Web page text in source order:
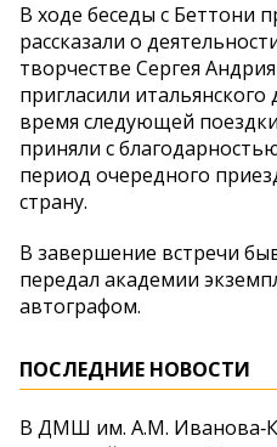
В ходе беседы с Беттони
рассказали о
творчестве Сергея
пригласили итальянского
время следующей
приняли с
период очередного
страну.
В завершение встречи
передал академии
автографом.
ПОСЛЕДНИЕ НОВОСТИ
В ДМШ им. А.М.